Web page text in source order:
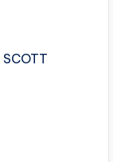
SCOTT